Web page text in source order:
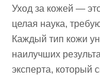
Уход за кожей —
целая наука,
Каждый тип кожи
наилучших
эксперта, который